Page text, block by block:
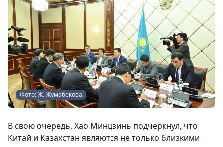
Фото: Ж. Жумабекова
В свою очередь, Хао Минцзинь подчеркнул, что
Китай и Казахстан являются не только близкими